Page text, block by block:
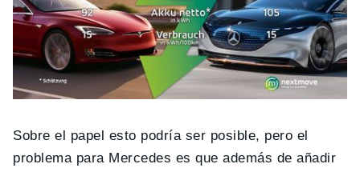
Sobre el papel esto podría ser posible, pero el
problema para Mercedes es que además de añadir